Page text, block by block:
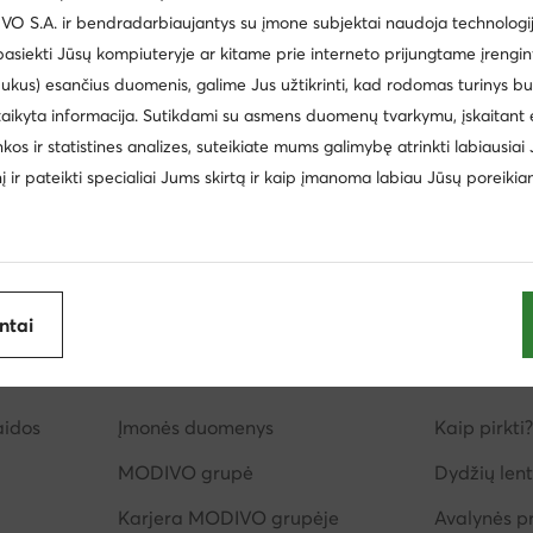
Paw Patrol
Manitu
Kappa
Golden Goose
Įmonės duomenys
MODIVO grupė
Karjera MODIVO grupėje
Kaip pirkti?
Dydžių
Avalynės
S.A. ir bendradarbiaujantys su įmone subjektai naudoja
Jūsų kompiuteryje ar kitame prie interneto prijungtame
esančius duomenis, galime Jus užtikrinti, kad rodomas turinys
informacija. Sutikdami su asmens duomenų tvarkymu, įskaitant
ir statistines analizes, suteikiate mums galimybę atrinkti labiausiai
ir pateikti specialiai Jums skirtą ir kaip įmanoma labiau Jūsų